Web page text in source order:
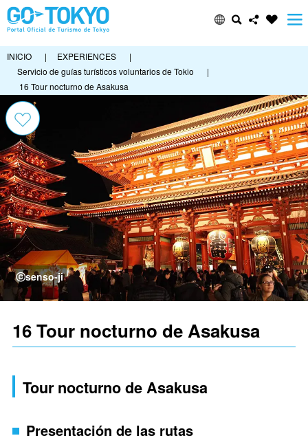
INICIO | EXPERIENCES
|
Servicio de guías turísticos voluntarios de Tokio
|
16 Tour nocturno de Asakusa
ⓒsenso-ji
16 Tour nocturno de Asakusa
Tour nocturno de Asakusa
Presentación de las rutas